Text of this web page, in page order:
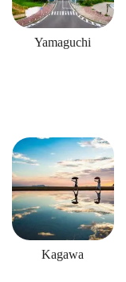
Yamaguchi
Kagawa